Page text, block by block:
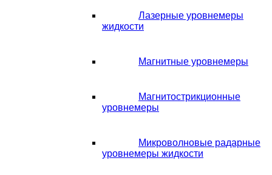
Лазерные уровнемеры
жидкости
Магнитные уровнемеры
Магнитострикционные
уровнемеры
Микроволновые радарные
уровнемеры жидкости